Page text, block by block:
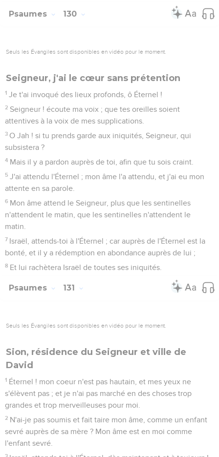
1 Je t'ai invoqué des lieux profonds, ô Éternel !
2
Seigneur ! écoute ma voix ; que tes oreilles soient
attentives à la voix de mes supplications.
3 O Jah ! si tu prends garde aux iniquités, Seigneur, qui
subsistera ?
4 Mais il y a pardon auprès de toi, afin que tu sois craint.
5 J'ai attendu l'Éternel ; mon âme l'a attendu, et j'ai eu mon
attente en sa parole.
6 Mon âme attend le Seigneur, plus que les sentinelles
n'attendent le matin, que les sentinelles n'attendent le
matin.
7 Israël, attends-toi à l'Éternel ; car auprès de l'Éternel est la
bonté, et il y a rédemption en abondance auprès de lui ;
8 Et lui rachètera Israël de toutes ses iniquités.
Psaumes 131
David
Éternel ! mon coeur n'est pas hautain, et mes yeux ne
s'élèvent pas ; et je n'ai pas marché en des choses trop
grandes et trop merveilleuses pour moi.
2 N'ai-je pas soumis et fait taire mon âme, comme un enfant
sevré auprès de sa mère ? Mon âme est en moi comme
l'enfant sevré.
3 Israël, attends-toi à l'Éternel, dès maintenant et à toujours !